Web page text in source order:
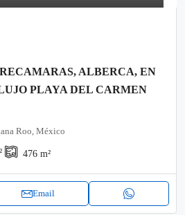
ALBERCA, EN
PLAYA DEL CARMEN
Roo, México
476 m²
Email